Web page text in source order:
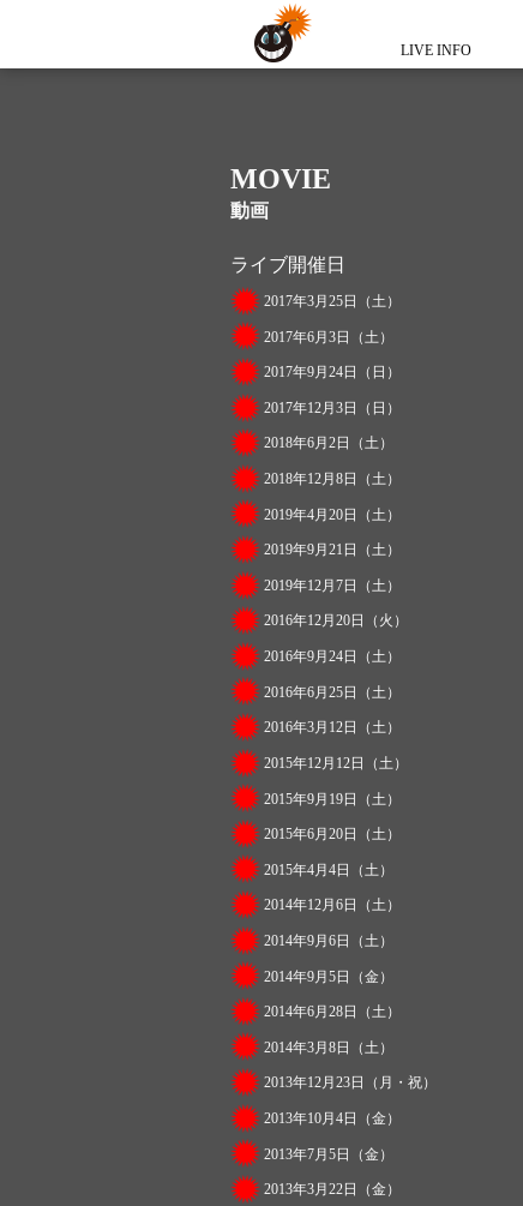
LIVE INFO
MOVIE
動画
ライブ開催日
2017年3月25日（土）
2017年6月3日（土）
2017年9月24日（日）
2017年12月3日（日）
2018年6月2日（土）
2018年12月8日（土）
2019年4月20日（土）
2019年9月21日（土）
2019年12月7日（土）
2016年12月20日（火）
2016年9月24日（土）
2016年6月25日（土）
2016年3月12日（土）
2015年12月12日（土）
2015年9月19日（土）
2015年6月20日（土）
2015年4月4日（土）
2014年12月6日（土）
2014年9月6日（土）
2014年9月5日（金）
2014年6月28日（土）
2014年3月8日（土）
2013年12月23日（月・祝）
2013年10月4日（金）
2013年7月5日（金）
2013年3月22日（金）